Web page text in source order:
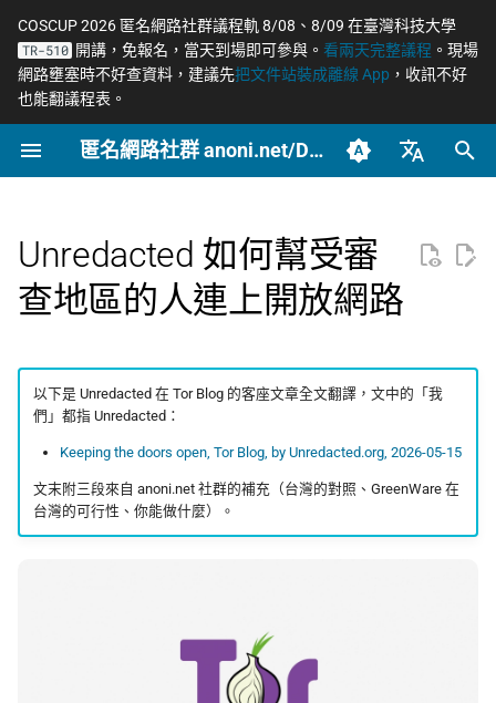
COSCUP 2026 匿名網路社群議程軌 8/08、8/09 在臺灣科技大學
TR-510 開講，免報名，當天到場即可參與。 看兩天完整議程 。現場
網路壅塞時不好查資料，建議先把文件站裝成離線 App ，收訊不好
也能翻議程表。
匿名網路社群 anoni.net/Docs
簡體中文（zh-CN）
English (en-US)
正
初
搜
尋
概念 網路自由為什麼重要
性的差別
威脅模型如何建立
重要
料
監控現在做得到什麼
什麼是匿名網路？
Tor Browser 進階設定
Tor Snowflake
OnionShare
認真的生效
GrapheneOS：高度隱
場景
一般人平常該做到什麼
社運行動者的數位準備
LGBTQ+ 與性少數的匿
家暴受害者的數位準備
選舉觀察員的自保
倡議組織的匿名捐款管
（東亞與東南亞）
進階
端對端加密如何運作
去中心化網站發布
零知識身分驗證與支付
常被誤認為匿名的網路
報告
網路政變 - InterSecLab
OONI 網站檢測清單
Tor Relays 觀測點
台灣 VASP 法 2026
揭弊者保護法的技術觀察
Tor 更新日誌
Arti 更新日誌
OONI 更新日誌
2026
OONI
Tails
Tor
公告
技術
更新
開始參與 如何參與與認領主題
貢獻者百科
BECOME_ANONI
Tor Project 生態與對接
社群自架服務
中文化與文件翻譯
為什麼我們用「正體中
如何搭建 Tor Relay
如何搭建 Tor
校園 Tor Relay 提案範本
法務的 FAQ
推動主題
2026 年度路線圖
Tor Relay 校園建立研
題
COSCUP 2026 公開徵稿
匿名網路工作坊 2025/08
籌備：匿名網路工作坊
2025/08
持續關注
Unredacted 如何幫受審
查地區的人連上開放網路
以下是 Unredacted 在 Tor Blog 的客座文章全文翻譯，文中的「我
們」都指 Unredacted：
Keeping the doors open, Tor Blog, by Unredacted.org, 2026-05-15
文末附三段來自 anoni.net 社群的補充（台灣的對照、GreenWare 在
台灣的可行性、你能做什麼）。